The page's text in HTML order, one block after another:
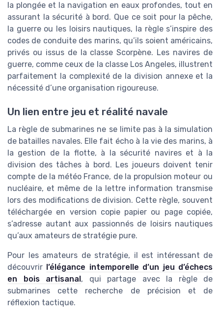
la plongée et la navigation en eaux profondes, tout en
assurant la sécurité à bord. Que ce soit pour la pêche,
la guerre ou les loisirs nautiques, la règle s’inspire des
codes de conduite des marins, qu’ils soient américains,
privés ou issus de la classe Scorpène. Les navires de
guerre, comme ceux de la classe Los Angeles, illustrent
parfaitement la complexité de la division annexe et la
nécessité d’une organisation rigoureuse.
Un lien entre jeu et réalité navale
La règle de submarines ne se limite pas à la simulation
de batailles navales. Elle fait écho à la vie des marins, à
la gestion de la flotte, à la sécurité navires et à la
division des tâches à bord. Les joueurs doivent tenir
compte de la météo France, de la propulsion moteur ou
nucléaire, et même de la lettre information transmise
lors des modifications de division. Cette règle, souvent
téléchargée en version copie papier ou page copiée,
s’adresse autant aux passionnés de loisirs nautiques
qu’aux amateurs de stratégie pure.
Pour les amateurs de stratégie, il est intéressant de
découvrir l’élégance intemporelle d’un jeu d’échecs
en bois artisanal , qui partage avec la règle de
submarines cette recherche de précision et de
réflexion tactique.